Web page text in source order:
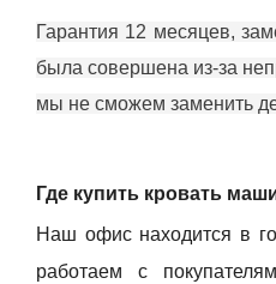
Гарантия 12 месяцев,
была совершена из-за
мы не сможем заменить
Где купить кровать
Наш офис находится в
работаем с